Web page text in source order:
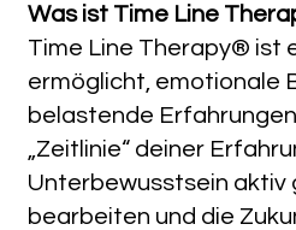
Was ist Time Line
Time Line Therapy® ist
ermöglicht, emotionale
belastende
„Zeitlinie“ deiner
Unterbewusstsein aktiv
bearbeiten und die